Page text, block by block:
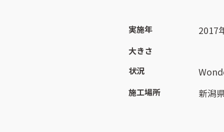
実施年 2017
大きさ
状況
施工場所 新潟